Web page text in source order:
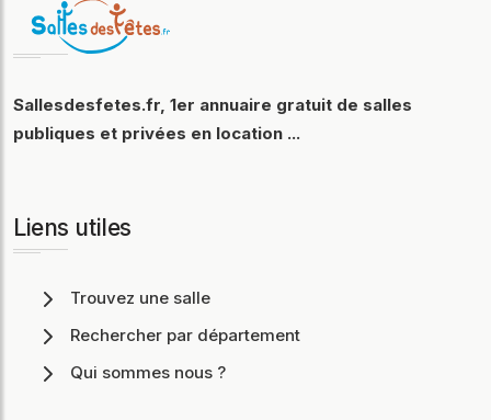
Sallesdesfetes.fr, 1er annuaire gratuit de salles
publiques et privées en location ...
Liens utiles
Trouvez une salle
Rechercher par département
Qui sommes nous ?